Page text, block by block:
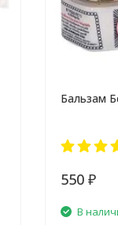
Бальзам
550 ₽
В